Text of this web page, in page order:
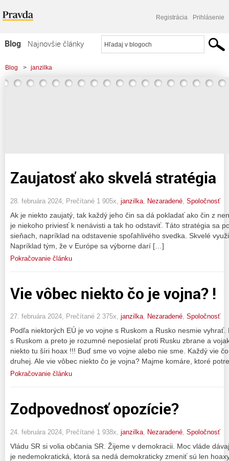
Registrácia Prihlásenie
Blog
Najnovšie články
Najčítanejšie články
Najkomentovanejšie články
Blog > janzilka
Zaujatosť ako skvelá stratégia
28. februára 2024, Prečítané 1 905x, janzilka Nezaradené Spoločnosť
Ak je niekto zaujatý, tak každý jeho čin sa dá pokladať ako čin z
je niekoho priviesť k nenávisti a tak ho odstaviť. Táto stratégia sa
sieňach, napríklad na odstavenie spoľahlivého svedka. Skvelé
Napríklad tým, že v Európe sa výborne darí […]
Pokračovanie článku
Vie vôbec niekto čo je vojna? !
27. februára 2024, Prečítané 2 375x, janzilka, Nezaradené, Spoločnosť
Podľa niektorých EÚ je vo vojne s Ruskom a Rusko nesmie
s Ruskom a preto je rozumné neposielať proti Rusku zbrane a
niekto tu šíri hoax !!! Buď sme vo vojne alebo nie sme. Každý vie
druhej. Ale vie vôbec niekto čo je vojna? Majme komáre, ktoré
Pokračovanie článku
Zodpovednosť opozície?
24. februára 2024, Prečítané 1 938x, janzilka Nezaradené Spoločnosť
Vládu SR si volia občania SR. Žijeme v demokracii. Moc vláde
je nedemokratická, ktorá sa nedá demokraticky zmeniť sú len